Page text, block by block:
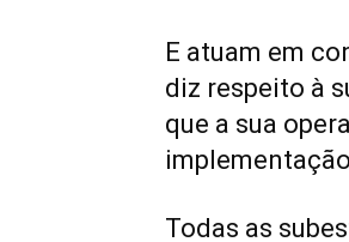
E atuam em
diz respeito à
que a sua
Todas as